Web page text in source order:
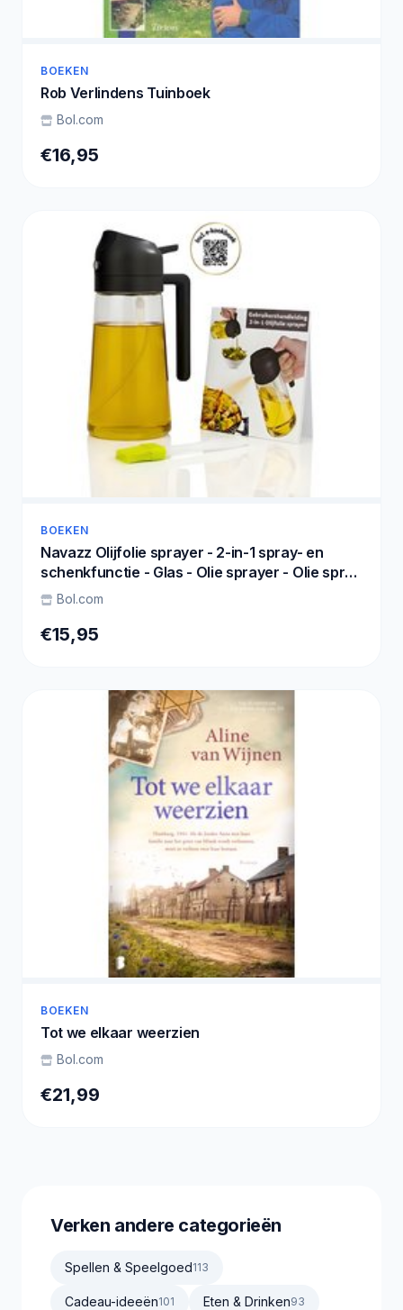
BOEKEN
Rob Verlindens Tuinboek
Bol.com
€16,95
BOEKEN
Navazz Olijfolie sprayer - 2-in-1 spray- en
schenkfunctie - Glas - Olie sprayer - Olie spray
voor koken, grillen en bakken - Oliefles - Incl.
Bol.com
€15,95
BOEKEN
Tot we elkaar weerzien
Bol.com
€21,99
Verken andere categorieën
Spellen & Speelgoed113
Cadeau-ideeën101 Eten & Drinken93